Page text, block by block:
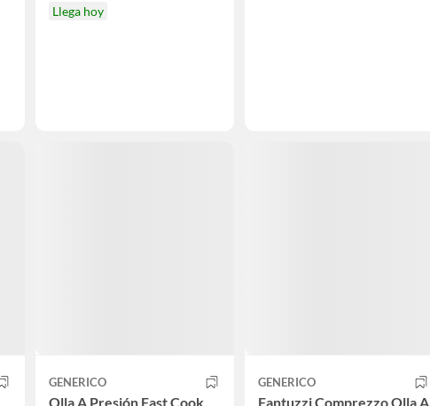
Llega hoy
GENERICO
Olla A Presión Fast Cook
GENERICO
Fantuzzi Comprezzo Olla A